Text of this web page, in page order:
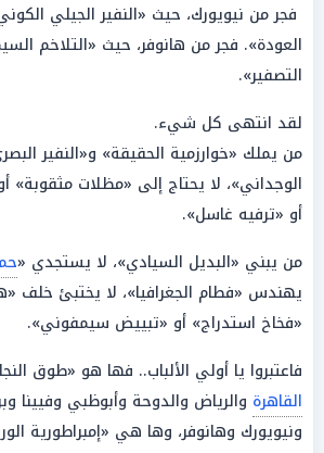
فجر من نيويورك، حيث «النفير الجيلي
العودة». فجر من هانوفر، حيث «التلاخم
التصفير».
لقد انتهى كل شيء.
من يملك «خوارزمية الحقيقة» و«النفير
الوجداني»، لا يحتاج إلى «مظلات مثقوبة»
أو «ترفيه غاسل».
من يبني «البديل السيادي»، لا يستجدي «
يهندس «فطام الجغرافيا»، لا يختبئ خلف
«فخاخ استدراج» أو «تبييض سيمفوني».
فاعتبروا يا أولي الألباب.. فها هو «طوق
القاهرة والرياض والدوحة وأبوظبي وفيينا
ونيويورك وهانوفر، وها هي «إمبراطورية